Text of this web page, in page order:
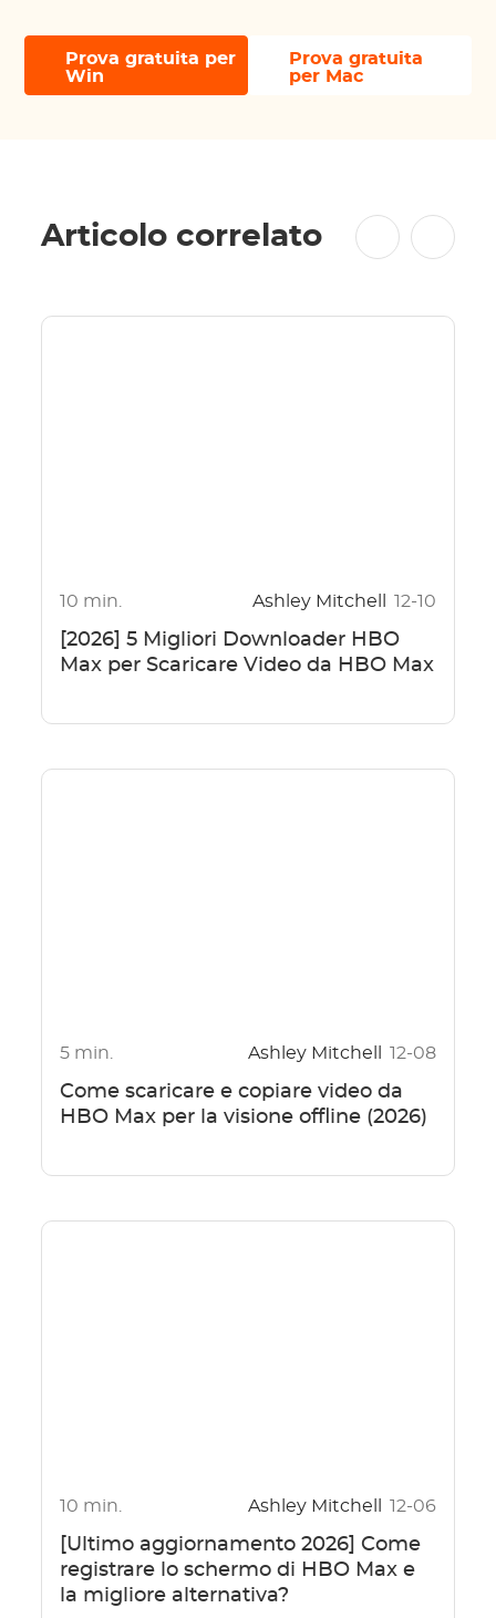
Prova gratuita per
Win
Prova gratuita
per Mac
Articolo correlato
10 min. Ashley Mitchell 12-10
[2026] 5 Migliori Downloader HBO
Max per Scaricare Video da HBO Max
5 min. Ashley Mitchell 12-08
Come scaricare e copiare video da
HBO Max per la visione offline (2026)
10 min. Ashley Mitchell 12-06
[Ultimo aggiornamento 2026] Come
registrare lo schermo di HBO Max e
la migliore alternativa?